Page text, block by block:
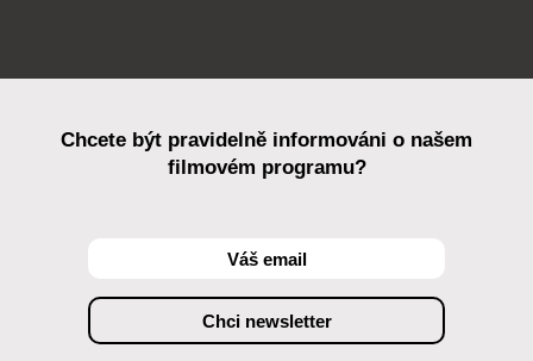
Chcete být pravidelně informováni o našem
filmovém programu?